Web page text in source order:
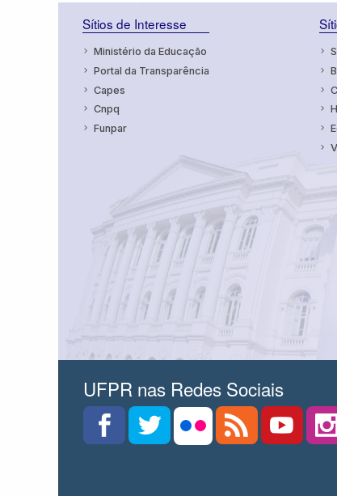
Sítios de Interesse
Ministério da Educação
Portal da Transparência
Capes
Cnpq
Funpar
UFPR nas Redes Sociais